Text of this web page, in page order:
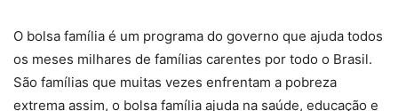
O bolsa família é um programa do governo que ajuda todos
os meses milhares de famílias carentes por todo o Brasil.
São famílias que muitas vezes enfrentam a pobreza
extrema assim, o bolsa família ajuda na saúde, educação e